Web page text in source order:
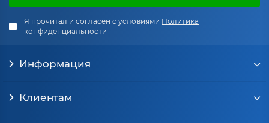
Я прочитал и согласен с условиями Политика
конфиденциальности
Информация
Клиентам